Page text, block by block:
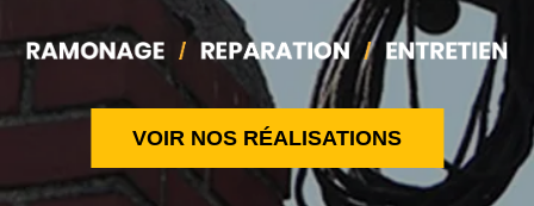
VOIR NOS RÉALISATIONS